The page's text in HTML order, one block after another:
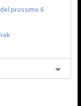
prossimo 6